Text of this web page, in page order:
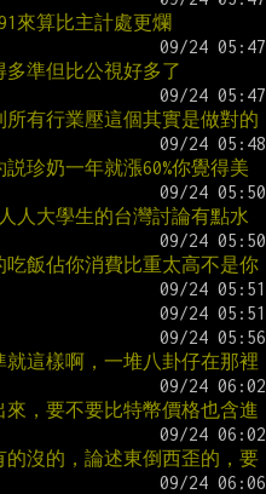
來算比主計處更爛
準但比公視好多了
有行業壓這個其實是做對的
珍奶一年就漲60%你覺得美
人大學生的台灣討論有點水
飯佔你消費比重太高不是你
這樣啊，一堆八卦仔在那裡
，要不要比特幣價格也含進
沒的，論述東倒西歪的，要